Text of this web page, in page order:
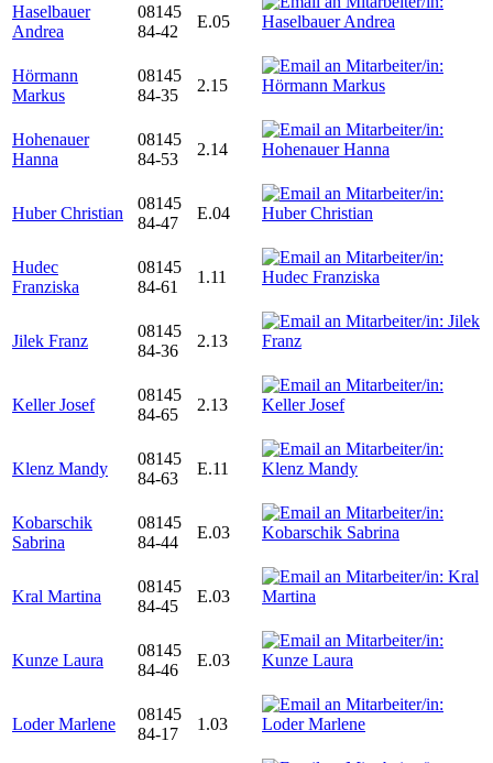
Haselbauer
Andrea
08145
84-42
E.05
Hörmann
Markus
08145
84-35
2.15
Hohenauer
Hanna
08145
84-53
2.14
Huber Christian
08145
84-47
E.04
Hudec
Franziska
08145
84-61
1.11
Jilek Franz
08145
84-36
2.13
Keller Josef
08145
84-65
2.13
Klenz Mandy
08145
84-63
E.11
Kobarschik
Sabrina
08145
84-44
E.03
Kral Martina
08145
84-45
E.03
Kunze Laura
08145
84-46
E.03
Loder Marlene
08145
84-17
1.03